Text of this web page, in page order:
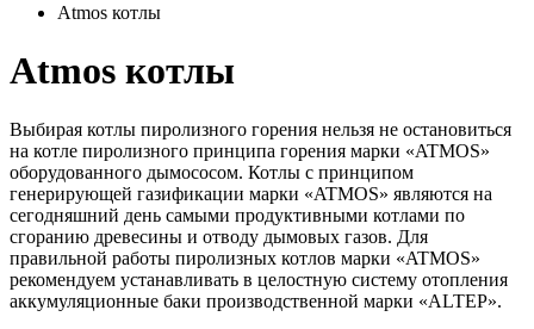
Atmos котлы
Atmos котлы
Выбирая котлы пиролизного горения нельзя не остановиться
на котле пиролизного принципа горения марки «ATMOS»
оборудованного дымососом. Котлы с принципом
генерирующей газификации марки «ATMOS» являются на
сегодняшний день самыми продуктивными котлами по
сгоранию древесины и отводу дымовых газов. Для
правильной работы пиролизных котлов марки «ATMOS»
рекомендуем устанавливать в целостную систему отопления
аккумуляционные баки производственной марки «АLTEP».